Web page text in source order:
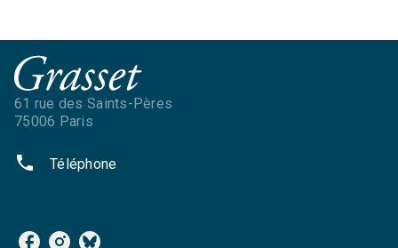
61 rue des Saints-Pères
75006 Paris
phone Téléphone